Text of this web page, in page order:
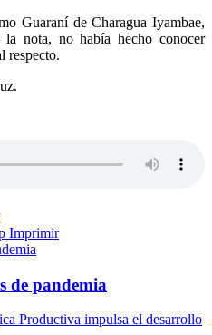
Guaraní de Charagua Iyambae,
nota, no había hecho conocer
respecto.
Imprimir
de pandemia
Productiva impulsa el desarrollo